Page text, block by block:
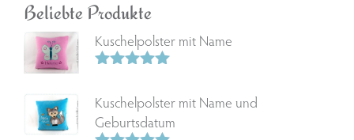
Beliebte Produkte
Kuschelpolster mit Name
5.00
von 5
Kuschelpolster mit Name und
Geburtsdatum